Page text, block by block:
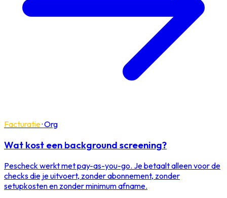
Facturatie·Org
Wat kost een background screening?
Pescheck werkt met pay-as-you-go. Je betaalt alleen voor de
checks die je uitvoert, zonder abonnement, zonder
setupkosten en zonder minimum afname.